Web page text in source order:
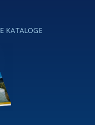
KATALOGE